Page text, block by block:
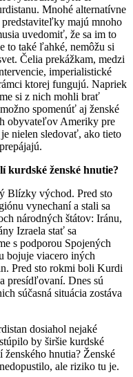
Mnohé alternatívne
majú mnoho
uvedomiť, že sa im to
to také ľahké, nemôžu si
Čelia prekážkam, medzi
imperialistické
ktorej fungujú. Napriek
si z nich mohli brať
spomenúť aj ženské
obyvateľov Ameriky pre
nielen sledovať, ako tieto
kurdské ženské hnutie?
Blízky východ. Pred sto
vynechaní a stali sa
národných štátov: Iránu,
Izraela stať sa
s podporou Spojených
bojuje viacero iných
Pred sto rokmi boli Kurdi
presídľovaní. Dnes sú
súčasná situácia zostáva
dosiahol nejaké
by širšie kurdské
hnutia? Ženské
ale riziko tu je.